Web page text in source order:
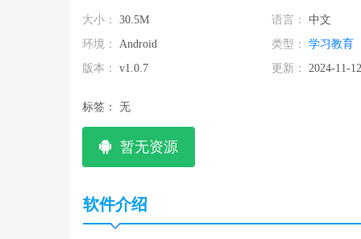
大小： 30.5M 语言：
中文
环境：
Android 类型：
学习教育
版本：
v1.0.7 更新： 2024-11-
标签： 无
暂无资源
软件介绍